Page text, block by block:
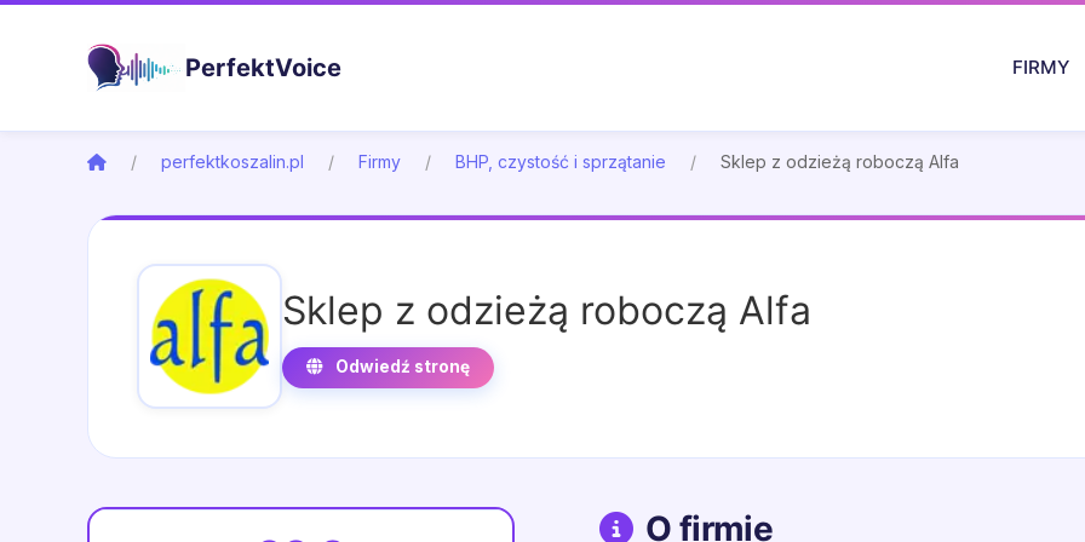
PerfektVoice FIRMY
perfektkoszalin.pl Firmy BHP, czystość i sprzątanie Sklep z odzieżą roboczą Alfa
Sklep z odzieżą roboczą Alfa
Odwiedź stronę
O firmie